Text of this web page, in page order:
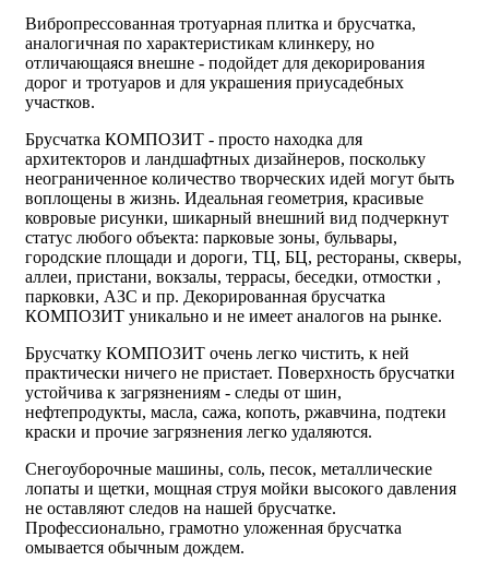
Вибропрессованная тротуарная плитка и брусчатка,
аналогичная по характеристикам клинкеру, но
отличающаяся внешне - подойдет для декорирования
дорог и тротуаров и для украшения приусадебных
участков.
Брусчатка КОМПОЗИТ - просто находка для
архитекторов и ландшафтных дизайнеров, поскольку
неограниченное количество творческих идей могут быть
воплощены в жизнь. Идеальная геометрия, красивые
ковровые рисунки, шикарный внешний вид подчеркнут
статус любого объекта: парковые зоны, бульвары,
городские площади и дороги, ТЦ, БЦ, рестораны, скверы,
аллеи, пристани, вокзалы, террасы, беседки, отмостки ,
парковки, АЗС и пр. Декорированная брусчатка
КОМПОЗИТ уникально и не имеет аналогов на рынке.
Брусчатку КОМПОЗИТ очень легко чистить, к ней
практически ничего не пристает. Поверхность брусчатки
устойчива к загрязнениям - следы от шин,
нефтепродукты, масла, сажа, копоть, ржавчина, подтеки
краски и прочие загрязнения легко удаляются.
Снегоуборочные машины, соль, песок, металлические
лопаты и щетки, мощная струя мойки высокого давления
не оставляют следов на нашей брусчатке.
Профессионально, грамотно уложенная брусчатка
омывается обычным дождем.